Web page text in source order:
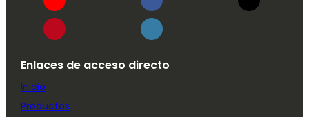
Enlaces de acceso directo
Inicio
Productos